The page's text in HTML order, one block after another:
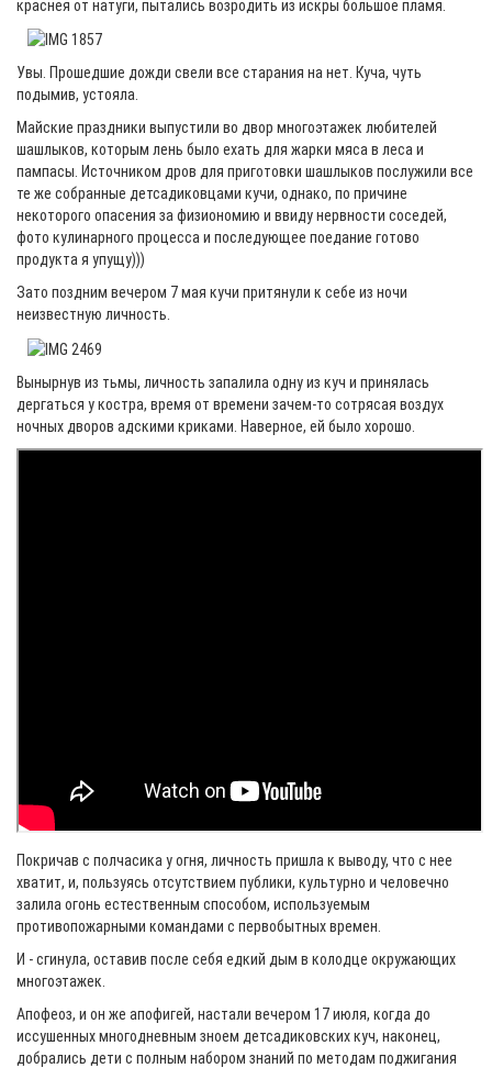
краснея от натуги, пытались возродить из искры большое пламя.
Увы. Прошедшие дожди свели все старания на нет. Куча, чуть
подымив, устояла.
Майские праздники выпустили во двор многоэтажек любителей
шашлыков, которым лень было ехать для жарки мяса в леса и
пампасы. Источником дров для приготовки шашлыков послужили все
те же собранные детсадиковцами кучи, однако, по причине
некоторого опасения за физиономию и ввиду нервности соседей,
фото кулинарного процесса и последующее поедание готово
продукта я упущу)))
Зато поздним вечером 7 мая кучи притянули к себе из ночи
неизвестную личность.
Вынырнув из тьмы, личность запалила одну из куч и принялась
дергаться у костра, время от времени зачем-то сотрясая воздух
ночных дворов адскими криками. Наверное, ей было хорошо.
Покричав с полчасика у огня, личность пришла к выводу, что с нее
хватит, и, пользуясь отсутствием публики, культурно и человечно
залила огонь естественным способом, используемым
противопожарными командами с первобытных времен.
И - сгинула, оставив после себя едкий дым в колодце окружающих
многоэтажек.
Апофеоз, и он же апофигей, настали вечером 17 июля, когда до
иссушенных многодневным зноем детсадиковских куч, наконец,
добрались дети с полным набором знаний по методам поджигания